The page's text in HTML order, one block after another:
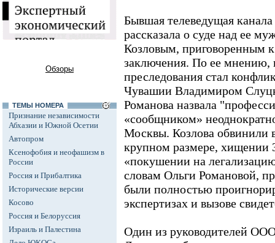
Обзоры
ТЕМЫ НОМЕРА
Признание независимости
Абхазии и Южной Осетии
Автопром
Ксенофобия и неофашизм в
России
Россия и Прибалтика
Исторические версии
Косово
Россия и Белоруссия
Израиль и Палестина
Бывшая телеведущая
рассказала о суде над ее
Козловым, приговоренным
заключения. По ее мнению,
преследования стал
Чувашии Владимиром
Романова назвала
«сообщником»
Москвы. Козлова обвинили
крупном размере,
«покушении на
словам Ольги Романовой,
были полностью
экспертизах и вызове
Один из руководителей